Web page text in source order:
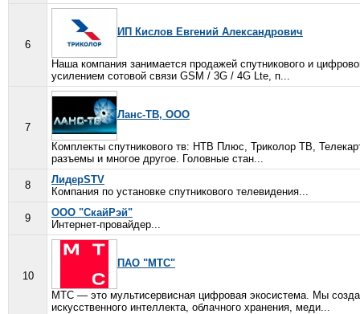
6
ИП Кислов Евгений Александрович
Наша компания занимается продажей спутникового и
усилением сотовой связи GSM / 3G / 4G Lte, п...
7
Ланс-ТВ, ООО
Комплекты спутникового тв: НТВ Плюс, Триколор ТВ,
разъемы и многое другое. Головные стан...
8
ЛидерSTV
Компания по установке спутникового телевидения...
9
ООО "СкайРэй"
Интернет-провайдер...
10
ПАО "МТС"
МТС — это мультисервисная цифровая экосистема. Мы
искусственного интеллекта, облачного хранения, меди...